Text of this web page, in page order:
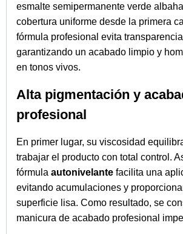
esmalte semipermanente verde
cobertura uniforme desde la primera
fórmula profesional evita
garantizando un acabado limpio y
en tonos vivos.
Alta pigmentación y
profesional
En primer lugar, su viscosidad
trabajar el producto con total control.
fórmula autonivelante facilita una
evitando acumulaciones y
superficie lisa. Como resultado, se
manicura de acabado profesional